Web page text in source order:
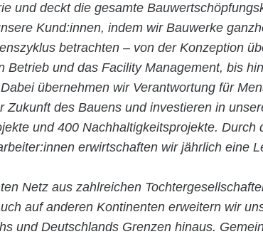
und deckt die gesamte
Kund:innen, indem wir Bauwerke
betrachten – von der Konzeption
Betrieb und das Facility Management, bis
übernehmen wir Verantwortung für
Zukunft des Bauens und investieren in
und 400 Nachhaltigkeitsprojekte. Durch
erwirtschaften wir jährlich eine
Netz aus zahlreichen
auf anderen Kontinenten erweitern wir
und Deutschlands Grenzen hinaus.